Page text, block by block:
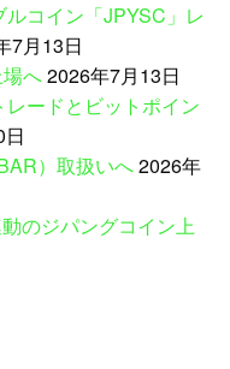
コイン「JPYSC」レ
7月13日
へ2026年7月13日
レードとビットポイン
）取扱いへ2026年
のジパングコイン上